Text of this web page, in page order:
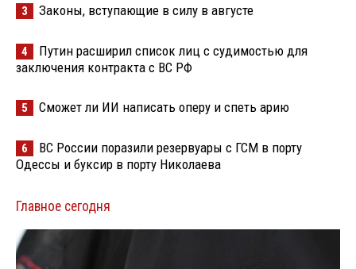
3 Законы, вступающие в силу в августе
4
Путин расширил список лиц с судимостью для
заключения контракта с ВС РФ
5 Сможет ли ИИ написать оперу и спеть арию
6
ВС России поразили резервуары с ГСМ в порту
Одессы и буксир в порту Николаева
Главное сегодня